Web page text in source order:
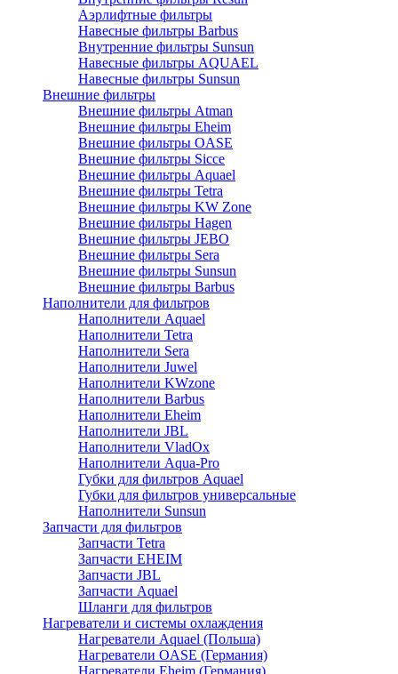
Аэрлифтные фильтры
Навесные фильтры Barbus
Внутренние фильтры Sunsun
Навесные фильтры AQUAEL
Навесные фильтры Sunsun
Внешние фильтры
Внешние фильтры Atman
Внешние фильтры Eheim
Внешние фильтры OASE
Внешние фильтры Sicce
Внешние фильтры Aquael
Внешние фильтры Tetra
Внешние фильтры KW Zone
Внешние фильтры Hagen
Внешние фильтры JEBO
Внешние фильтры Sera
Внешние фильтры Sunsun
Внешние фильтры Barbus
Наполнители для фильтров
Наполнители Aquael
Наполнители Tetra
Наполнители Sera
Наполнители Juwel
Наполнители KWzone
Наполнители Barbus
Наполнители Eheim
Наполнители JBL
Наполнители VladOx
Наполнители Aqua-Pro
Губки для фильтров Aquael
Губки для фильтров универсальные
Наполнители Sunsun
Запчасти для фильтров
Запчасти Tetra
Запчасти EHEIM
Запчасти JBL
Запчасти Aquael
Шланги для фильтров
Нагреватели и системы охлаждения
Нагреватели Aquael (Польша)
Нагреватели OASE (Германия)
Нагреватели Eheim (Германия)